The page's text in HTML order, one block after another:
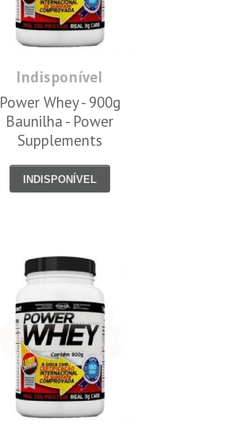
Indisponível
Power Whey - 900g
Baunilha - Power
Supplements
INDISPONÍVEL